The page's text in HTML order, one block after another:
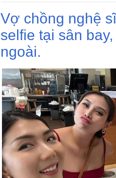
Vợ chồng nghệ
selfie tại sân
ngoài.